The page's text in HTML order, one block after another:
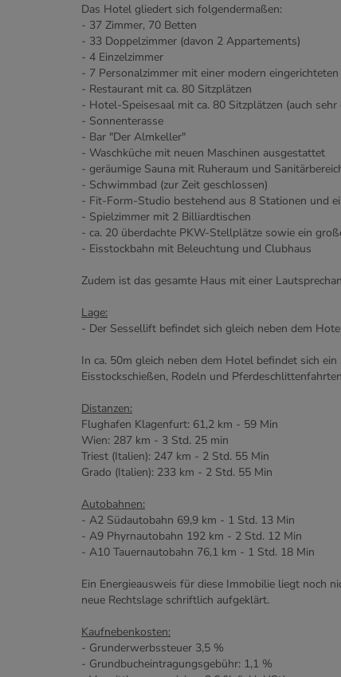
Das Hotel gliedert sich folgendermaßen:
- 37 Zimmer, 70 Betten
- 33 Doppelzimmer (davon 2 Appartements)
- 4 Einzelzimmer
- 7 Personalzimmer mit einer modern
- Restaurant mit ca. 80 Sitzplätzen
- Hotel-Speisesaal mit ca. 80 Sitzplätzen (auch
- Sonnenterasse
- Bar "Der Almkeller"
- Waschküche mit neuen Maschinen ausgestattet
- geräumige Sauna mit Ruheraum und
- Schwimmbad (zur Zeit geschlossen)
- Fit-Form-Studio bestehend aus 8 Stationen und
- Spielzimmer mit 2 Billiardtischen
- ca. 20 überdachte PKW-Stellplätze sowie ein
- Eisstockbahn mit Beleuchtung und Clubhaus
Zudem ist das gesamte Haus mit einer
Lage:
- Der Sessellift befindet sich gleich neben dem
In ca. 50m gleich neben dem Hotel befindet sich
Eisstockschießen, Rodeln und
Distanzen:
Flughafen Klagenfurt: 61,2 km - 59 Min
Wien: 287 km - 3 Std. 25 min
Triest (Italien): 247 km - 2 Std. 55 Min
Grado (Italien): 233 km - 2 Std. 55 Min
Autobahnen:
- A2 Südautobahn 69,9 km - 1 Std. 13 Min
- A9 Phyrnautobahn 192 km - 2 Std. 12 Min
- A10 Tauernautobahn 76,1 km - 1 Std. 18 Min
Ein Energieausweis für diese Immobilie liegt noch
neue Rechtslage schriftlich aufgeklärt.
Kaufnebenkosten:
- Grunderwerbssteuer 3,5 %
- Grundbucheintragungsgebühr: 1,1 %